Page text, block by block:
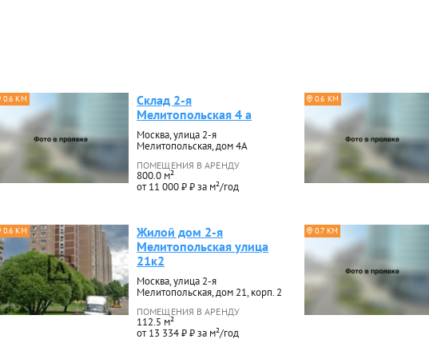
0.6 КМ
Склад 2-я
Мелитопольская 4 а
Москва, улица 2-я
Мелитопольская, дом 4А
ПОМЕЩЕНИЯ В АРЕНДУ
800.0 м²
от 11 000 ₽ ₽ за м²/год
0.6 КМ
0.6 КМ
Жилой дом 2-я
Мелитопольская улица
21к2
Москва, улица 2-я
Мелитопольская, дом 21, корп. 2
ПОМЕЩЕНИЯ В АРЕНДУ
112.5 м²
от 13 334 ₽ ₽ за м²/год
0.7 КМ